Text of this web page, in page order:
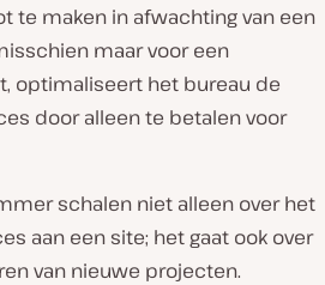
te maken in afwachting van een
maar voor een
optimaliseert het bureau de
door alleen te betalen voor
schalen niet alleen over het
aan een site; het gaat ook over
van nieuwe projecten.